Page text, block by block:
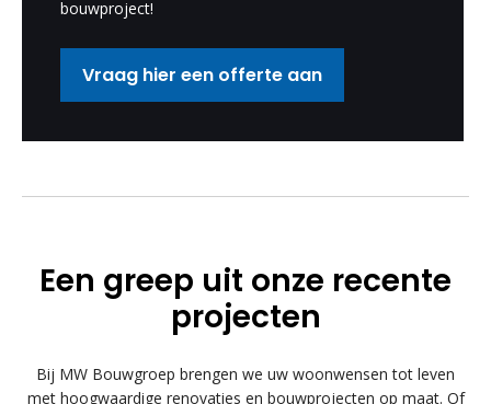
bouwproject!
Vraag hier een offerte aan
Een greep uit onze recente
projecten
Bij MW Bouwgroep brengen we uw woonwensen tot leven
met hoogwaardige renovaties en bouwprojecten op maat. Of